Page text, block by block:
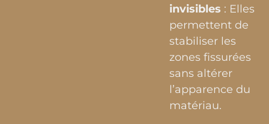
invisibles : Elles
permettent de
stabiliser les
zones fissurées
sans altérer
l’apparence du
matériau.